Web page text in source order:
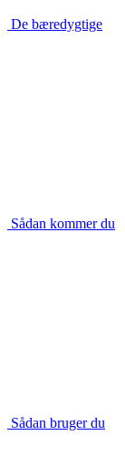
De bæredygtige
Sådan kommer du
Sådan bruger du